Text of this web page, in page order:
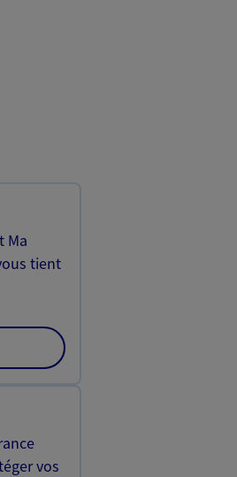
Ma
tient
vos